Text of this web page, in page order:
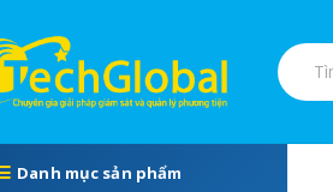
Tìm
Danh mục sản phẩm